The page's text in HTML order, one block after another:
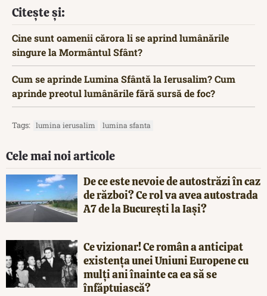
Citește și:
Cine sunt oamenii cărora li se aprind lumânările
singure la Mormântul Sfânt?
Cum se aprinde Lumina Sfântă la Ierusalim? Cum
aprinde preotul lumânările fără sursă de foc?
Tags: lumina ierusalim lumina sfanta
Cele mai noi articole
De ce este nevoie de autostrăzi în caz
de război? Ce rol va avea autostrada
A7 de la București la Iași?
Ce vizionar! Ce român a anticipat
existența unei Uniuni Europene cu
mulți ani înainte ca ea să se
înfăptuiască?